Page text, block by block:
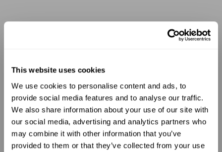
This website uses cookies
We use cookies to personalise content and ads, to
provide social media features and to analyse our traffic.
We also share information about your use of our site with
our social media, advertising and analytics partners who
may combine it with other information that you’ve
provided to them or that they’ve collected from your use
UNLOCK 10% OFF
Sign up to receive 10% off your first
order.